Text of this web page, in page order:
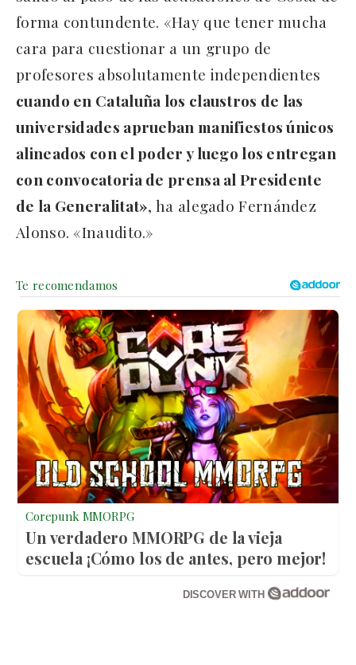
forma contundente. «Hay que tener mucha
cara para cuestionar a un grupo de
profesores absolutamente independientes
cuando en Cataluña los claustros de las
universidades aprueban manifiestos únicos
alineados con el poder y luego los entregan
con convocatoria de prensa al Presidente
de la Generalitat», ha alegado Fernández
Alonso. «Inaudito.»
Corepunk MMORPG
Un verdadero MMORPG de la vieja
escuela ¡Cómo los de antes, pero mejor!
DISCOVER WITH